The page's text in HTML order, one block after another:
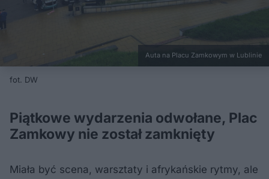
Auta na Placu Zamkowym w Lublinie
fot. DW
Piątkowe wydarzenia odwołane, Plac
Zamkowy nie został zamknięty
Miała być scena, warsztaty i afrykańskie rytmy, ale